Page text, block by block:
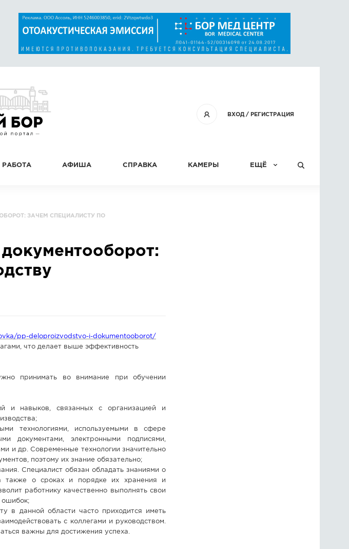
ВХОД/ РЕГИСТРАЦИЯ
РАБОТА АФИША СПРАВКА КАМЕРЫ ЕЩЁ
ЗАЧЕМ СПЕЦИАЛИСТУ ПО
pp-deloproizvodstvo-i-dokumentooborot/
что делает выше эффективность
принимать во внимание при обучении
и навыков, связанных с организацией и
технологиями, используемыми в сфере
документами, электронными подписями,
и др. Современные технологии значительно
поэтому их знание обязательно;
Специалист обязан обладать знаниями о
также о сроках и порядке их хранения и
работнику качественно выполнять свои
ошибок;
в данной области часто приходится иметь
с коллегами и руководством.
важны для достижения успеха.